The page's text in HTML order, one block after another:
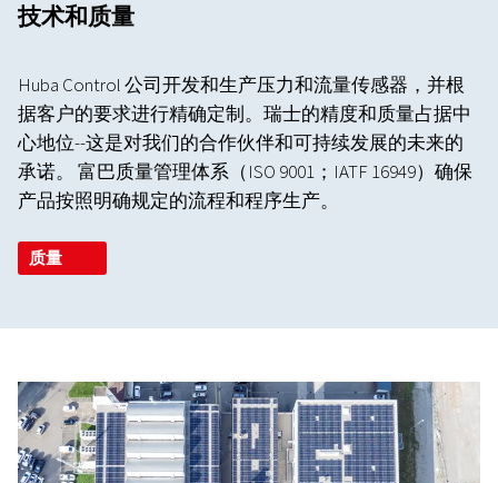
技术和质量
Huba Control 公司开发和生产压力和流量传感器，并根
据客户的要求进行精确定制。瑞士的精度和质量占据中
心地位--这是对我们的合作伙伴和可持续发展的未来的
承诺。 富巴质量管理体系（ISO 9001；IATF 16949）确保
产品按照明确规定的流程和程序生产。
质量